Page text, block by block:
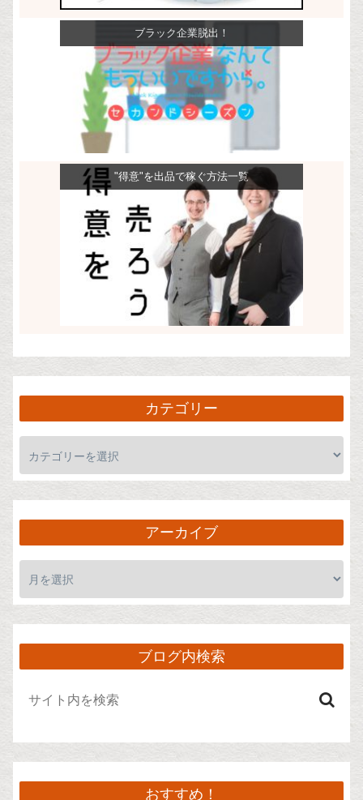
ブラック企業脱出！
"得意"を出品で稼ぐ方法一覧
カテゴリー
アーカイブ
ブログ内検索
おすすめ！